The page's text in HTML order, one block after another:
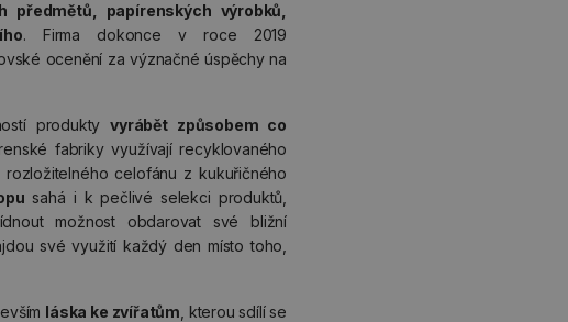
předmětů, papírenských výrobků,
. Firma dokonce v roce 2019
ocenění za význačné úspěchy na
produktyvyrábět způsobem co
fabriky využívají recyklovaného
celofánu z kukuřičného
sahá i k pečlivé selekci produktů,
možnost obdarovat své bližní
své využití každý den místo toho,
láska ke zvířatům , kterou sdílí se